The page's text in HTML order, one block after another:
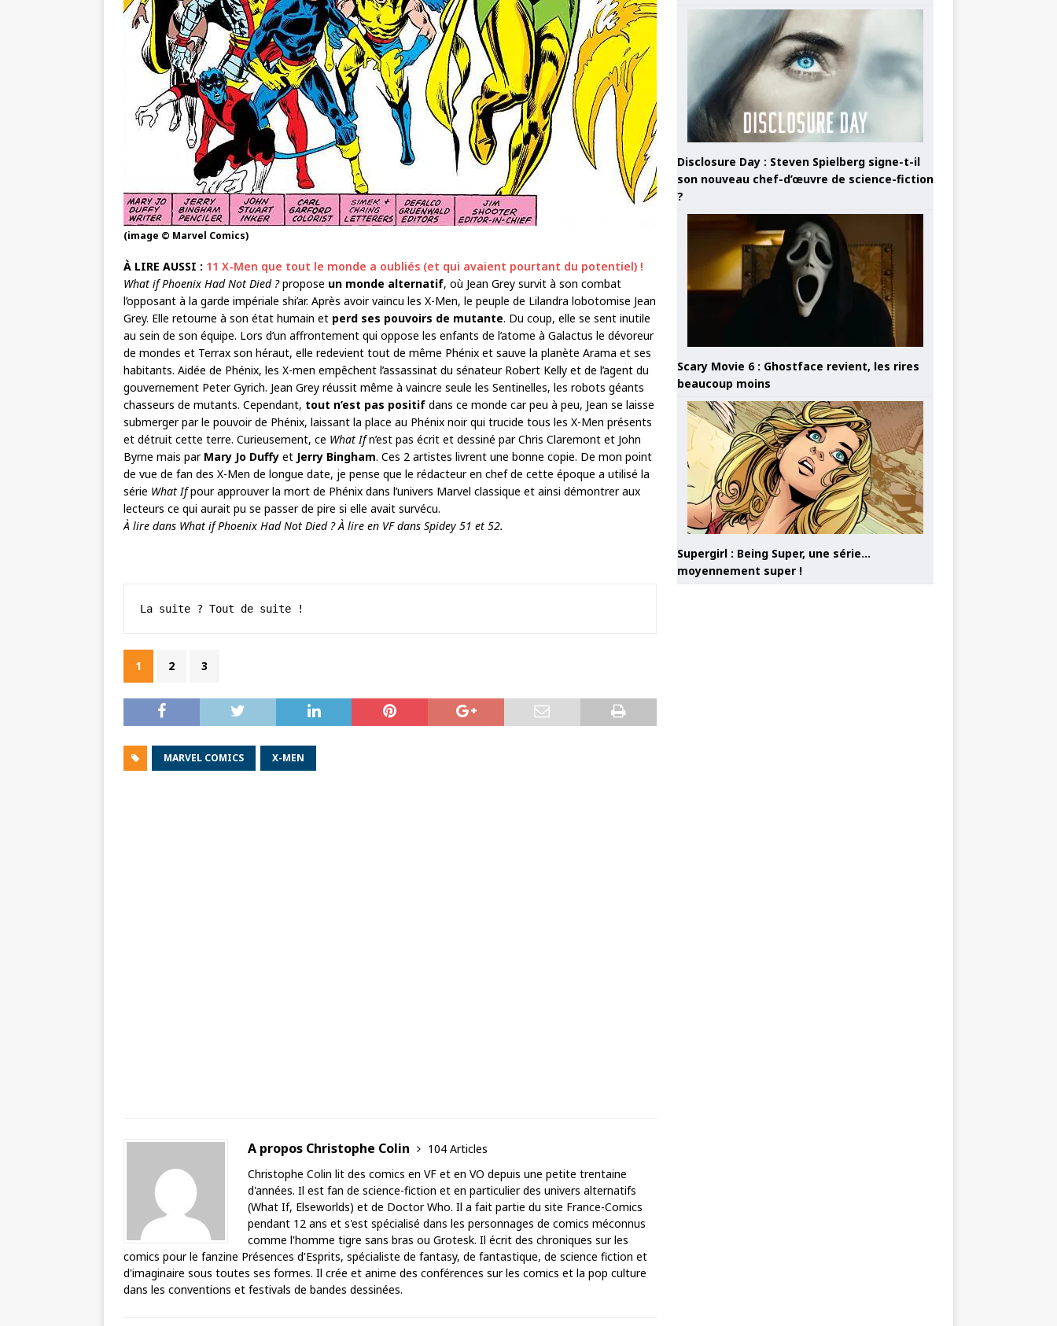
(image © Marvel Comics)
À LIRE AUSSI : 11 X-Men que tout le monde a oubliés (et qui avaient pourtant du potentiel) !
What if Phoenix Had Not Died ?propose un monde alternatif, où Jean Grey survit à son combat
l’opposant à la garde impériale shi’ar. Après avoir vaincu les X-Men, le peuple de Lilandra lobotomise Jean
Grey. Elle retourne à son état humain et perd ses pouvoirs de mutante. Du coup, elle se sent inutile
au sein de son équipe. Lors d’un affrontement qui oppose les enfants de l’atome à Galactus le dévoreur
de mondes et Terrax son héraut, elle redevient tout de même Phénix et sauve la planète Arama et ses
habitants. Aidée de Phénix, les X-men empêchent l’assassinat du sénateur Robert Kelly et de l’agent du
gouvernement Peter Gyrich. Jean Grey réussit même à vaincre seule les Sentinelles, les robots géants
chasseurs de mutants. Cependant, tout n’est pas positif dans ce monde car peu à peu, Jean se laisse
submerger par le pouvoir de Phénix, laissant la place au Phénix noir qui trucide tous les X-Men présents
et détruit cette terre. Curieusement, ce What Ifn’est pas écrit et dessiné par Chris Claremont et John
Byrne mais par Mary Jo Duffy et Jerry Bingham. Ces 2 artistes livrent une bonne copie. De mon point
de vue de fan des X-Men de longue date, je pense que le rédacteur en chef de cette époque a utilisé la
série What Ifpour approuver la mort de Phénix dans l’univers Marvel classique et ainsi démontrer aux
lecteurs ce qui aurait pu se passer de pire si elle avait survécu.
À lire dans What if Phoenix Had Not Died ? À lire en VF dans Spidey 51 et 52.
La suite ? Tout de suite !
1 2 3
MARVEL COMICS X-MEN
A propos Christophe Colin
104 Articles
Christophe Colin lit des comics en VF et en VO depuis une petite trentaine
d'années. Il est fan de science-fiction et en particulier des univers alternatifs
(What If, Elseworlds) et de Doctor Who. Il a fait partie du site France-Comics
pendant 12 ans et s'est spécialisé dans les personnages de comics méconnus
comme l'homme tigre sans bras ou Grotesk. Il écrit des chroniques sur les
comics pour le fanzine Présences d'Esprits, spécialiste de fantasy, de fantastique, de science fiction et
d'imaginaire sous toutes ses formes. Il crée et anime des conférences sur les comics et la pop culture
dans les conventions et festivals de bandes dessinées.
Disclosure Day : Steven Spielberg signe-t-il
son nouveau chef-d’œuvre de science-fiction
?
Scary Movie 6 : Ghostface revient, les rires
beaucoup moins
Supergirl : Being Super, une série…
moyennement super !